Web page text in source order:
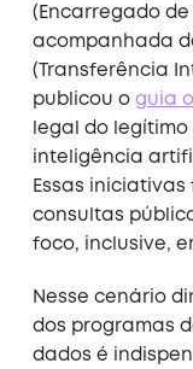
(Encarregado
acompanhada
(Transferência
publicou o guia
legal do
inteligência
Essas
consultas
foco, inclusive,
Nesse cenário
dos programas
dados é